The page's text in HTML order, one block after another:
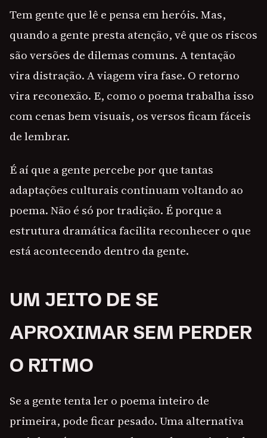
Tem gente que lê e pensa em heróis. Mas,
quando a gente presta atenção, vê que os riscos
são versões de dilemas comuns. A tentação
vira distração. A viagem vira fase. O retorno
vira reconexão. E, como o poema trabalha isso
com cenas bem visuais, os versos ficam fáceis
de lembrar.
É aí que a gente percebe por que tantas
adaptações culturais continuam voltando ao
poema. Não é só por tradição. É porque a
estrutura dramática facilita reconhecer o que
está acontecendo dentro da gente.
UM JEITO DE SE
APROXIMAR SEM PERDER
O RITMO
Se a gente tenta ler o poema inteiro de
primeira, pode ficar pesado. Uma alternativa